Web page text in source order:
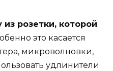
розетки, которой
это касается
микроволновки,
удлинители